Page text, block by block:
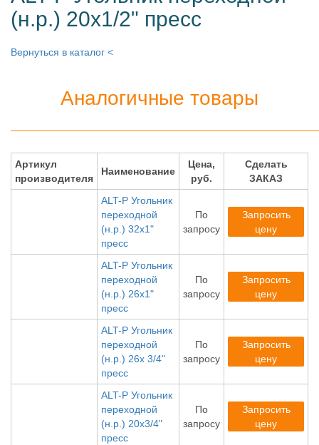
(н.р.) 20х1/2" пресс
Вернуться в каталог <
Аналогичные товары
Артикул
производителя
Наименование
Цена,
руб.
Сделать
ЗАКАЗ
ALT-P Угольник
переходной
(н.р.) 32х1"
пресс
По
запросу
Запросить
цену
ALT-P Угольник
переходной
(н.р.) 26х1"
пресс
По
запросу
Запросить
цену
ALT-P Угольник
переходной
(н.р.) 26х 3/4"
пресс
По
запросу
Запросить
цену
ALT-P Угольник
переходной
(н.р.) 20х3/4"
пресс
По
запросу
Запросить
цену